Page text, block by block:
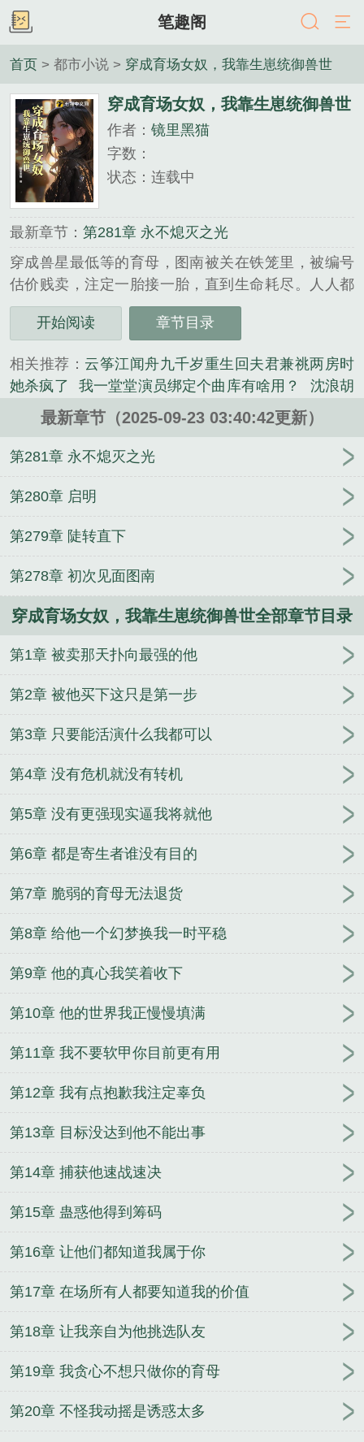
笔趣阁
首页 > 都市小说 > 穿成育场女奴，我靠生崽统御兽世
穿成育场女奴，我靠生崽统御兽世
作者： 镜里黑猫
字数：
状态：连载中
最新章节： 第281章 永不熄灭之光
穿成兽星最低等的育母，图南被关在铁笼里，被编号
估价贱卖，注定一胎接一胎，直到生命耗尽。人人都
说凭她的体质，熬不过三胎就会报废，连当生育工具
都不合格。危机之际，系统觉醒。她扑进那头破相的
之后一路挑着最强的种，生最狠的崽，补全自己的基
因。一胎白虎觉醒，二胎凤凰涅槃，三胎皇族顶级血
脉返祖。她的孩子个个逆天，还都认母不认爹。贵族
个，她却回头问孩子们你们想要弟弟妹妹吗？这个世
《穿成育场女奴，我靠生崽统御兽世》是镜里黑猫精
心创作的都市小说类小说。
开始阅读 章节目录
相关推荐： 云筝江闻舟九千岁重生回夫君兼祧两房时
她杀疯了
我一堂堂演员绑定个曲库有啥用？
沈浪胡
贺闻风江月柔陆云晟
贺闻风江月柔陆云晟笔趣
周正叶慧兰山村傻医村花说那一次不能忘全文免
费
四合院：从捡破烂，到时代传奇
乔时若席薄寒巨
陆云晟风起雾散爱已尽
花荣打造
千岁重生回夫君兼祧两房时她杀疯了全文免费
乔时
C位出道全文免费 沈浪胡陆仙鱼获万倍成长钓鱼佬们
都疯了全文免费
沈浪胡陆仙鱼获万倍成长钓鱼佬们
都疯了
云筝江闻舟九千岁
最新章节（2025-09-23 03:40:42更新）
第281章 永不熄灭之光
第280章 启明
第279章 陡转直下
第278章 初次见面图南
穿成育场女奴，我靠生崽统御兽世全部章节目录
第1章 被卖那天扑向最强的他
第2章 被他买下这只是第一步
第3章 只要能活演什么我都可以
第4章 没有危机就没有转机
第5章 没有更强现实逼我将就他
第6章 都是寄生者谁没有目的
第7章 脆弱的育母无法退货
第8章 给他一个幻梦换我一时平稳
第9章 他的真心我笑着收下
第10章 他的世界我正慢慢填满
第11章 我不要软甲你目前更有用
第12章 我有点抱歉我注定辜负
第13章 目标没达到他不能出事
第14章 捕获他速战速决
第15章 蛊惑他得到筹码
第16章 让他们都知道我属于你
第17章 在场所有人都要知道我的价值
第18章 让我亲自为他挑选队友
第19章 我贪心不想只做你的育母
第20章 不怪我动摇是诱惑太多